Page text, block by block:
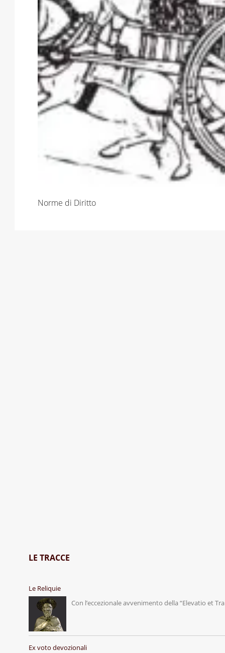
Norme di Diritto
LE TRACCE
Le Reliquie
Con l’eccezionale avvenimento della “Elevatio et
Ex voto devozionali